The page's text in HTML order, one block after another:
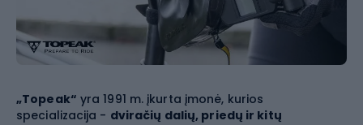
„Topeak“ yra 1991 m. įkurta įmonė, kurios
specializacija - dviračių dalių, priedų ir kitų